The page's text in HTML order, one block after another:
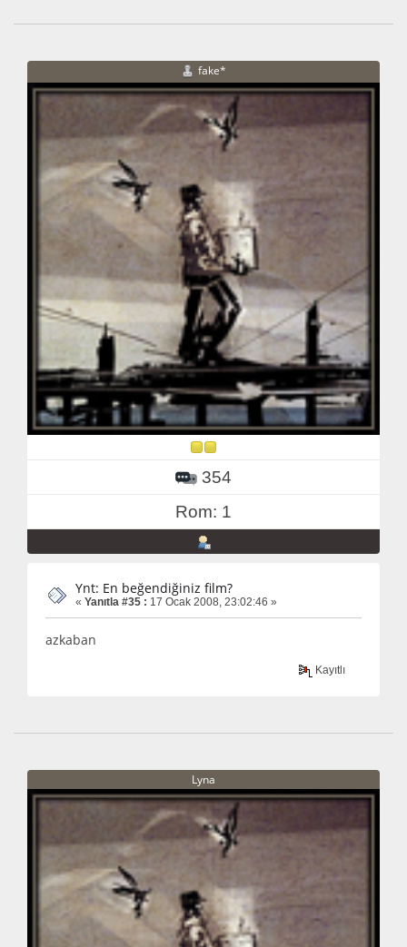
fake*
354
Rom: 1
Ynt: En beğendiğiniz film?
« Yanıtla #35 : 17 Ocak 2008, 23:02:46 »
azkaban
Kayıtlı
Lyna